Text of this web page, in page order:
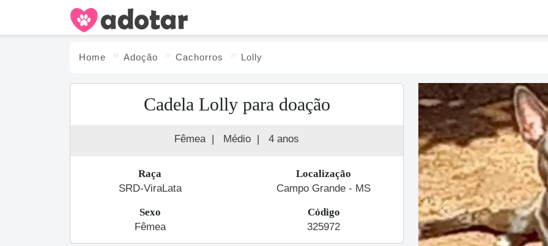
Home Adoção Cachorros Lolly
Cadela Lolly para doação
Fêmea | Médio | 4 anos
Raça
SRD-ViraLata
Localização
Campo Grande - MS
Sexo
Fêmea
Código
325972
Previous